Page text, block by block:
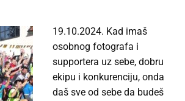
19.10.2024. Kad imaš
osobnog fotografa i
supportera uz sebe, dobru
ekipu i konkurenciju, onda
daš sve od sebe da budeš